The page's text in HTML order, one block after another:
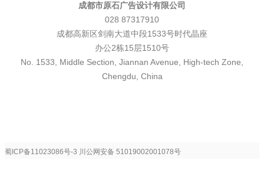
成都市原石广告设计有限公司
028 87317910
成都高新区剑南大道中段1533号时代晶座
办公2栋15层1510号
No. 1533, Middle Section, Jiannan Avenue, High-tech Zone,
Chengdu, China
蜀ICP备11023086号-3 川公网安备 51019002001078号